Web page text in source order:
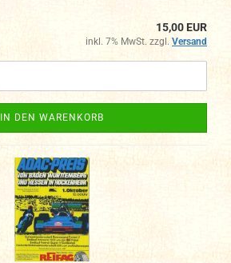
15,00 EUR
inkl. 7% MwSt. zzgl. Versand
IN DEN WARENKORB